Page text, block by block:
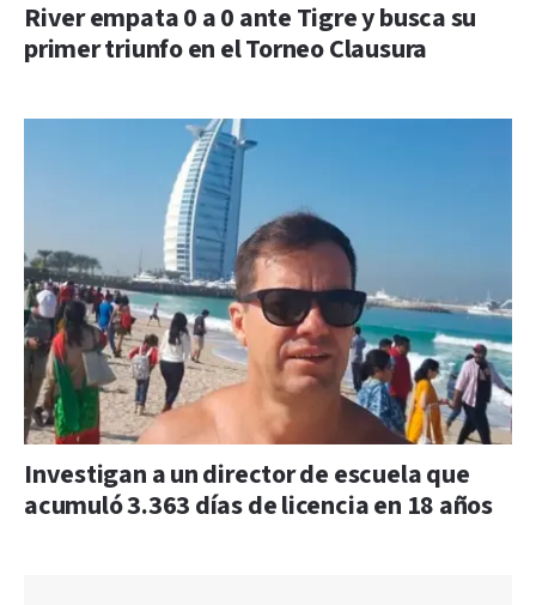
River empata 0 a 0 ante Tigre y busca su
primer triunfo en el Torneo Clausura
Investigan a un director de escuela que
acumuló 3.363 días de licencia en 18 años